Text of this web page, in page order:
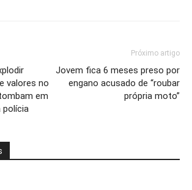
valores no
em
Próximo artigo
Jovem fica 6 meses preso por
engano acusado de “roubar
própria moto”